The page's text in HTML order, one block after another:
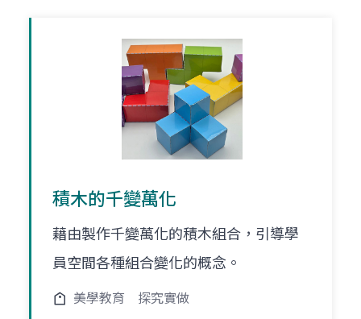
積木的千變萬化
藉由製作千變萬化的積木組合，引導學
員空間各種組合變化的概念。
美學教育 探究實做